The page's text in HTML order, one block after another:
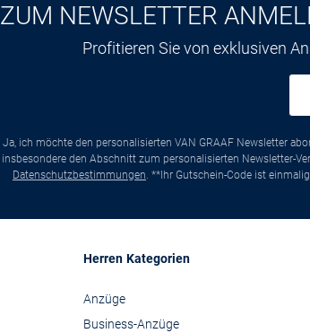
ZUM NEWSLETTER
Profitieren Sie von exklusiven
Ja, ich möchte den personalisierten VAN GRAAF Newsletter
insbesondere den Abschnitt zum personalisierten Newsletter-
Datenschutzbestimmungen. **Ihr Gutschein-Code ist
Herren Kategorien
Anzüge
Business-Anzüge